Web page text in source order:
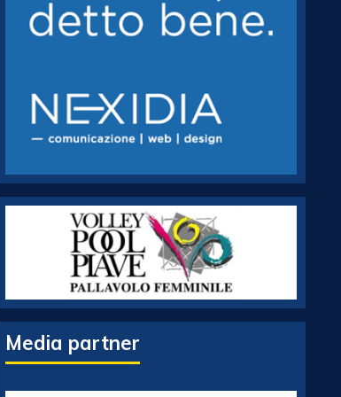
Media partner